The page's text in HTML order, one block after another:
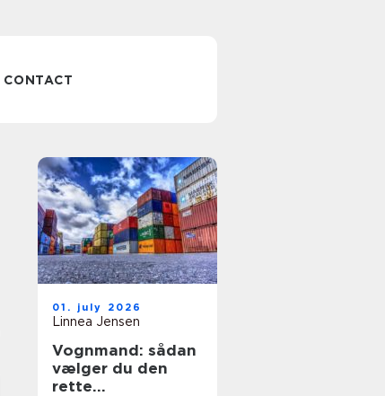
CONTACT
01. july 2026
Linnea Jensen
Vognmand: sådan
vælger du den
rette